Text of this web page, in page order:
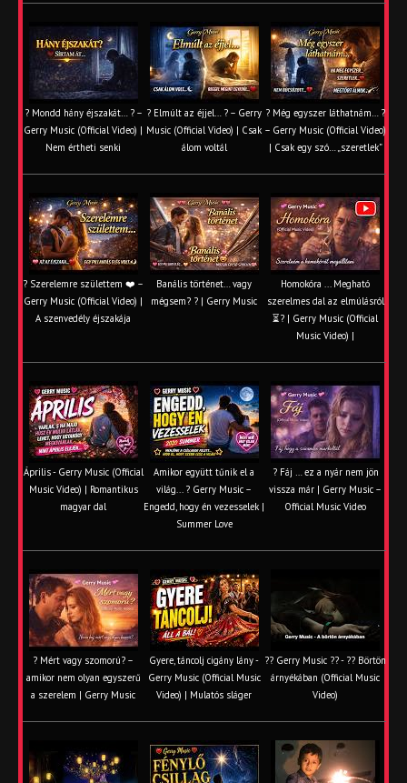
? Mondd hány éjszakát… ? –
Gerry Music (Official Video) |
Nem értheti senki
? Elmúlt az éjjel… ? – Gerry
Music (Official Video) | Csak
álom voltál
? Még egyszer láthatnám… ?
– Gerry Music (Official Video)
| Csak egy szó… „szeretlek”
? Szerelemre születtem ❤️ –
Gerry Music (Official Video) |
A szenvedély éjszakája
Banális történet… vagy
mégsem? ? | Gerry Music
Homokóra ... Megható
szerelmes dal az elmúlásról
⏳? | Gerry Music (Official
Music Video) |
Április - Gerry Music (Official
Music Video) | Romantikus
magyar dal
Amikor együtt tűnik el a
világ... ? Gerry Music –
Engedd, hogy én vezesselek |
Summer Love
? Fáj … ez a nyár nem jön
vissza már | Gerry Music –
Official Music Video
? Mért vagy szomorú? –
amikor nem olyan egyszerű
a szerelem | Gerry Music
Gyere, táncolj cigány lány -
Gerry Music (Official Music
Video) | Mulatós sláger
?? Gerry Music ?? - ?? Börtön
árnyékában (Official Music
Video)